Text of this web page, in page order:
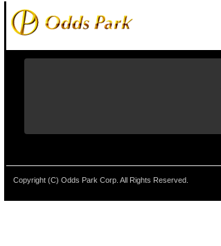
Copyright (C) Odds Park Corp. All Rights Reserved.